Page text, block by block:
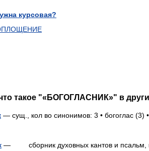
курсовая?
такое "«БОГОГЛАСНИК»" в
— сущ., кол во синонимов: 3 • богоглас (3)
— сборник духовных кантов и псальм,